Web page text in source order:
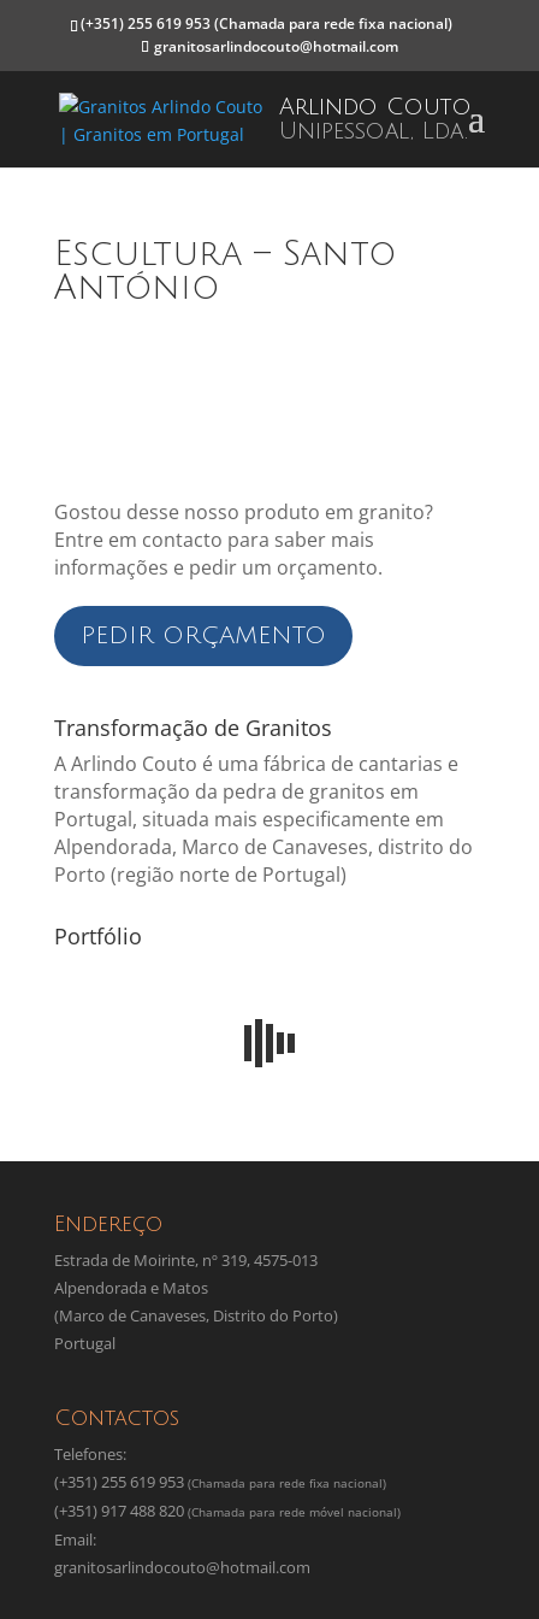
(+351) 255 619 953(Chamada para rede fixa nacional)
granitosarlindocouto@hotmail.com
Arlindo Couto
Unipessoal, Lda.
Escultura – Santo
António
Gostou desse nosso produto em granito?
Entre em contacto para saber mais
informações e pedir um orçamento.
PEDIR ORÇAMENTO
Transformação de Granitos
A Arlindo Couto é uma fábrica de cantarias e
transformação da pedra de granitos em
Portugal, situada mais especificamente em
Alpendorada, Marco de Canaveses, distrito do
Porto (região norte de Portugal)
Portfólio
Endereço
Estrada de Moirinte, nº 319, 4575-013
Alpendorada e Matos
(Marco de Canaveses, Distrito do Porto)
Portugal
Contactos
Telefones:
(+351) 255 619 953 (Chamada para rede fixa nacional)
(+351) 917 488 820 (Chamada para rede móvel nacional)
Email:
granitosarlindocouto@hotmail.com